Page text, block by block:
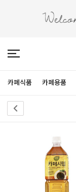
카페식품 카페용품